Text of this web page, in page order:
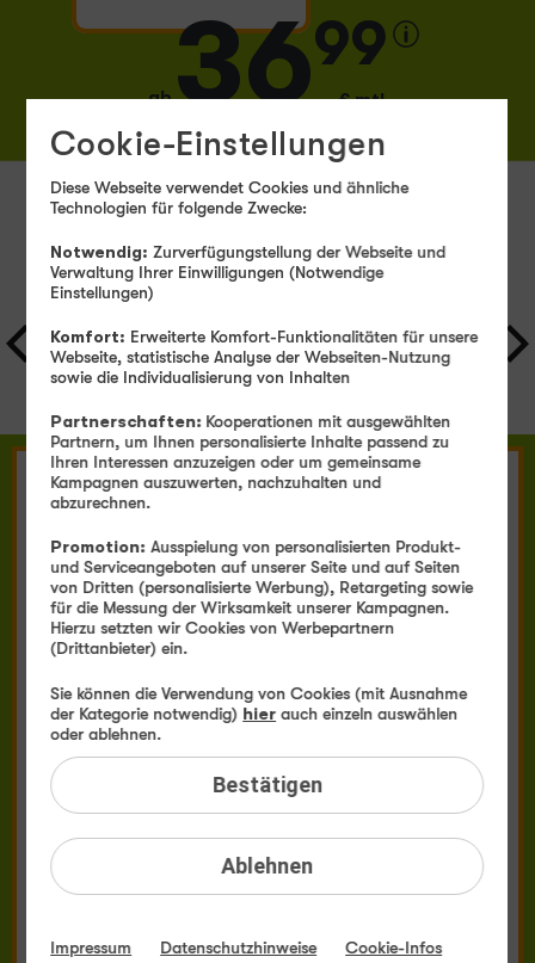
ab3699
€ mtl.
Zum Angebot
Samsung Smartphones mit Vertrag
TOPSELLER
Samsung
Galaxy S26 Ultra
Monatlicher Tarifpreis
Cookie-Einstellungen
Diese Webseite verwendet Cookies und ähnliche
Technologien für folgende Zwecke:
Notwendig: Zurverfügungstellung der Webseite und
Verwaltung Ihrer Einwilligungen (Notwendige
Einstellungen)
Komfort: Erweiterte Komfort-Funktionalitäten für unsere
Webseite, statistische Analyse der Webseiten-Nutzung
sowie die Individualisierung von Inhalten
Partnerschaften: Kooperationen mit ausgewählten
Partnern, um Ihnen personalisierte Inhalte passend zu
Ihren Interessen anzuzeigen oder um gemeinsame
Kampagnen auszuwerten, nachzuhalten und
abzurechnen.
Promotion: Ausspielung von personalisierten Produkt-
und Serviceangeboten auf unserer Seite und auf Seiten
von Dritten (personalisierte Werbung), Retargeting sowie
für die Messung der Wirksamkeit unserer Kampagnen.
Hierzu setzten wir Cookies von Werbepartnern
(Drittanbieter) ein.
Ablehnen
Sie können die Verwendung von Cookies (mit Ausnahme
der Kategorie notwendig) hier auch einzeln auswählen
oder ablehnen.
Bestätigen
Impressum Datenschutzhinweise Cookie-Infos